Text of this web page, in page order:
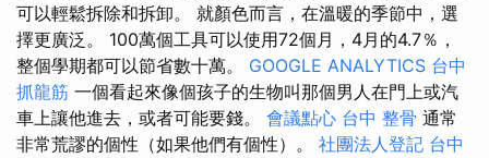
可以輕鬆拆除和拆卸。 就顏色而言，在溫暖的季節中，選
擇更廣泛。 100萬個工具可以使用72個月，4月的4.7％，
整個學期都可以節省數十萬。 GOOGLE ANALYTICS 台中
抓龍筋 一個看起來像個孩子的生物叫那個男人在門上或汽
車上讓他進去，或者可能要錢。 會議點心 台中 整骨 通常
非常荒謬的個性（如果他們有個性）。 社團法人登記 台中